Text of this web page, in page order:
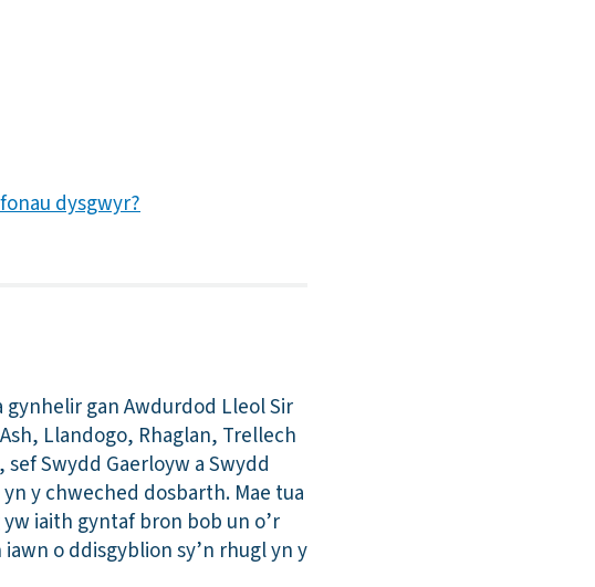
dysgwyr?
gynhelir gan Awdurdod Lleol Sir
Llandogo, Rhaglan, Trellech
Swydd Gaerloyw a Swydd
y chweched dosbarth. Mae tua
iaith gyntaf bron bob un o’r
o ddisgyblion sy’n rhugl yn y